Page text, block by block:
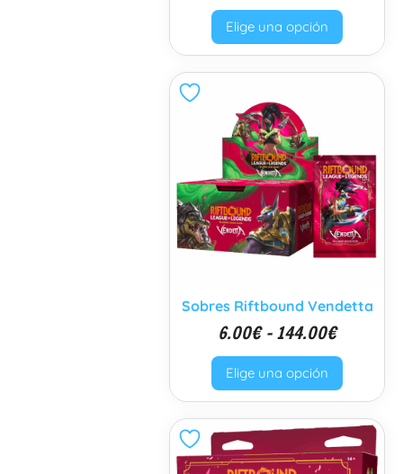
Elige una opción
Sobres Riftbound Vendetta
6.00€ - 144.00€
Elige una opción